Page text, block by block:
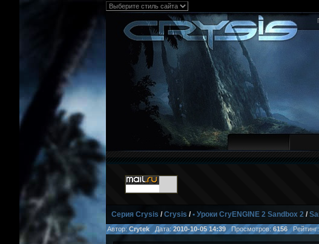
Серия Crysis /Crysis /• Уроки CryENGINE 2 Sandbox 2 /
Автор: CrytekДата:2010-10-05 14:39Просмотров:6156